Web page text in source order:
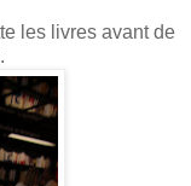
les livres avant de